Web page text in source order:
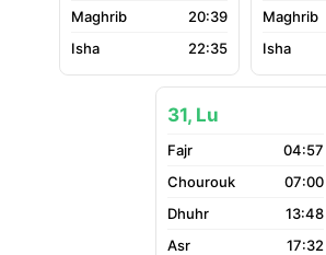
20:39
22:35
31, Lu
04:57
07:00
13:48
17:32